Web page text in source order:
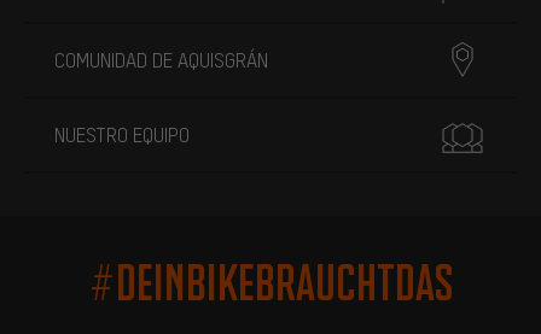
COMUNIDAD DE AQUISGRÁN
NUESTRO EQUIPO
#DEINBIKEBRAUCHTDAS